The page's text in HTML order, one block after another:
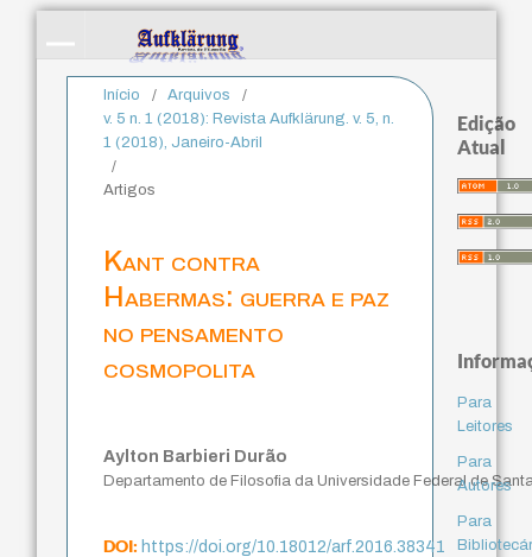
Início / Arquivos
/
v. 5 n. 1 (2018): Revista Aufklärung. v. 5, n.
1 (2018), Janeiro-Abril
/
Artigos
Kant contra
Habermas: guerra e paz
no pensamento
cosmopolita
Aylton Barbieri Durão
Departamento de Filosofia da Universidade Federal de
DOI:https://doi.org/10.18012/arf.2016.38341
Edição
Atual
Para
Leitores
Para
Autores
Para